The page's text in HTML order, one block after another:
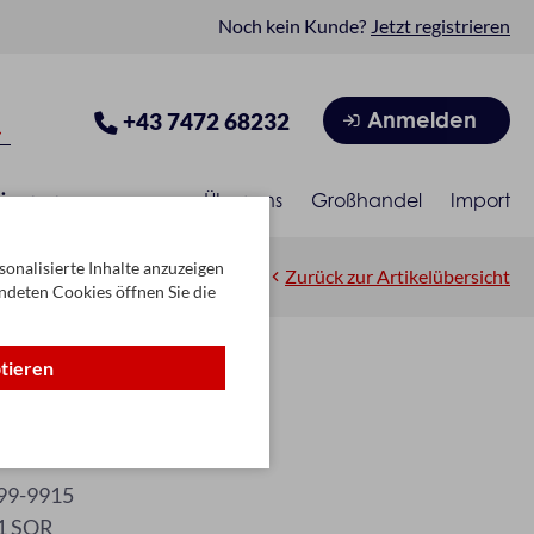
Noch kein Kunde? Jetzt registrieren
+43 7472 68232 Anmelden
Über uns Großhandel Import
Zurück zur Artikelübersicht
Smiling" /342
9915
SOR
Inhalte anzuzeigen
Cookies öffnen Sie die